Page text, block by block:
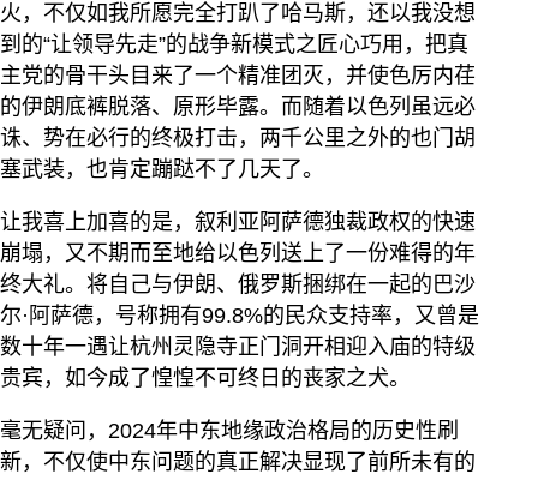
火，不仅如我所愿完全打趴了哈马斯，还以我没想
到的“让领导先走”的战争新模式之匠心巧用，把真
主党的骨干头目来了一个精准团灭，并使色厉内荏
的伊朗底裤脱落、原形毕露。而随着以色列虽远必
诛、势在必行的终极打击，两千公里之外的也门胡
塞武装，也肯定蹦跶不了几天了。
让我喜上加喜的是，叙利亚阿萨德独裁政权的快速
崩塌，又不期而至地给以色列送上了一份难得的年
终大礼。将自己与伊朗、俄罗斯捆绑在一起的巴沙
尔·阿萨德，号称拥有99.8%的民众支持率，又曾是
数十年一遇让杭州灵隐寺正门洞开相迎入庙的特级
贵宾，如今成了惶惶不可终日的丧家之犬。
毫无疑问，2024年中东地缘政治格局的历史性刷
新，不仅使中东问题的真正解决显现了前所未有的